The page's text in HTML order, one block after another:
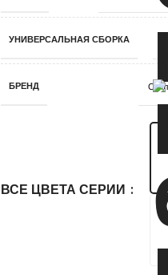
УНИВЕРСАЛЬНАЯ СБОРКА
БРЕНД
ВСЕ ЦВЕТА СЕРИИ